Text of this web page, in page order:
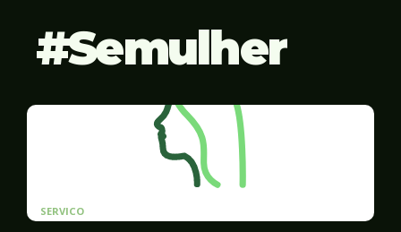
Semulher
SERVICO